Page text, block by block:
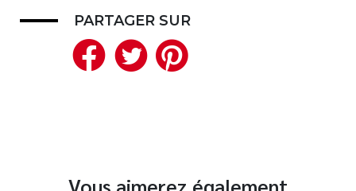
PARTAGER SUR
Facebook
Twitter